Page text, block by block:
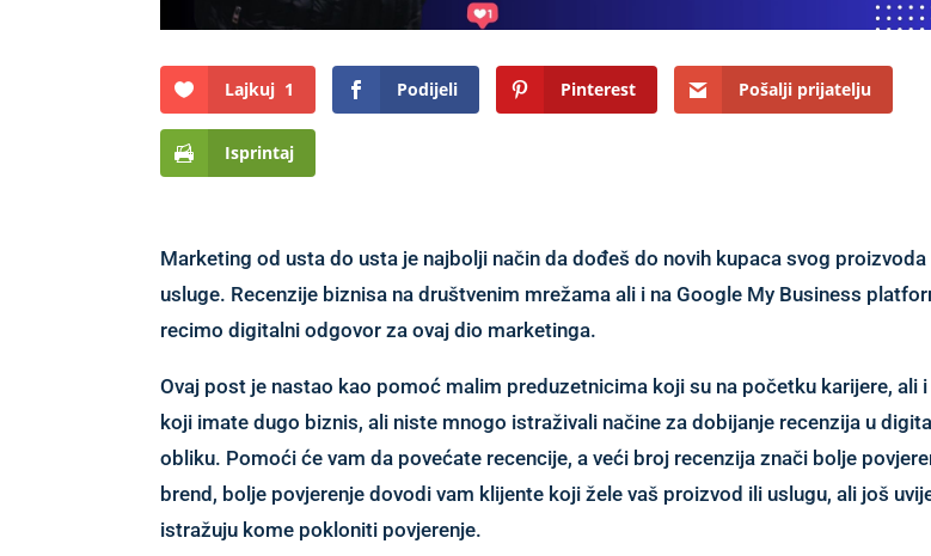
Lajkuj 1 Podijeli Pinterest Pošalji prijatelju
Isprintaj
Marketing od usta do usta je najbolji način da dođeš do novih kupaca svog proizvoda
usluge. Recenzije biznisa na društvenim mrežama ali i na Google My Business
recimo digitalni odgovor za ovaj dio marketinga.
Ovaj post je nastao kao pomoć malim preduzetnicima koji su na početku karijere, ali i
koji imate dugo biznis, ali niste mnogo istraživali načine za dobijanje recenzija u
obliku. Pomoći će vam da povećate recencije, a veći broj recenzija znači bolje
brend, bolje povjerenje dovodi vam klijente koji žele vaš proizvod ili uslugu, ali još
istražuju kome pokloniti povjerenje.